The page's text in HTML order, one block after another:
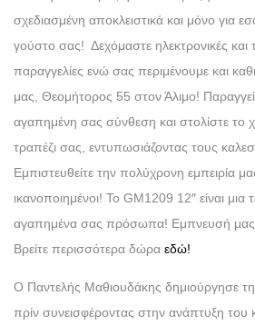
σχεδιασμένη αποκλειστικά και μόνο για
γούστο σας! Δεχόμαστε ηλεκτρονικές και
παραγγελίες ενώ σας περιμένουμε και
μας, Θεομήτορος 55 στον Άλιμο!
αγαπημένη σας σύνθεση και στολίστε το
τραπέζι σας, εντυπωσιάζοντας τους
Εμπιστευθείτε την πολύχρονη εμπειρία
ικανοποιημένοι! Το GM1209 12″ είναι μια
αγαπημένα σας πρόσωπα! Εμπνευσή
Βρείτε περισσότερα δώρα εδώ!
Ο Παντελής Μαθιουδάκης δημιούργησε
πρίν συνεισφέροντας στην ανάπτυξη του